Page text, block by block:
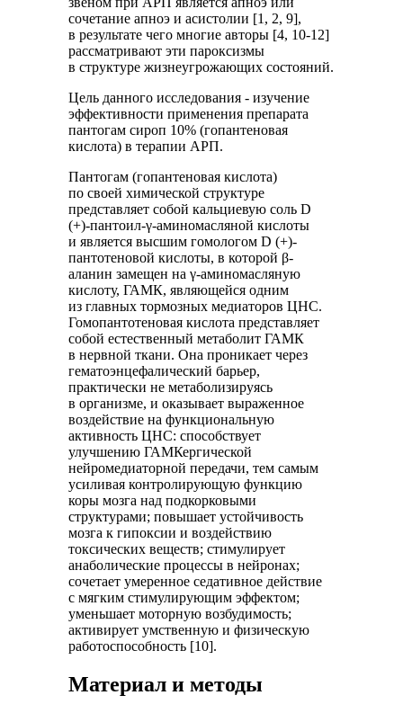
сочетание апноэ и асистолии [1, 2, 9],
в результате чего многие авторы [4, 10-12]
рассматривают эти пароксизмы
в структуре жизнеугрожающих состояний.
Цель данного исследования - изучение
эффективности применения препарата
пантогам сироп 10% (гопантеновая
кислота) в терапии АРП.
Пантогам (гопантеновая кислота)
по своей химической структуре
представляет собой кальциевую соль D
(+)-пантоил-γ-аминомасляной кислоты
и является высшим гомологом D (+)-
пантотеновой кислоты, в которой β-
аланин замещен на γ-аминомасляную
кислоту, ГАМК, являющейся одним
из главных тормозных медиаторов ЦНС.
Гомопантотеновая кислота представляет
собой естественный метаболит ГАМК
в нервной ткани. Она проникает через
гематоэнцефалический барьер,
практически не метаболизируясь
в организме, и оказывает выраженное
воздействие на функциональную
активность ЦНС: способствует
улучшению ГАМКергической
нейромедиаторной передачи, тем самым
усиливая контролирующую функцию
коры мозга над подкорковыми
структурами; повышает устойчивость
мозга к гипоксии и воздействию
токсических веществ; стимулирует
анаболические процессы в нейронах;
сочетает умеренное седативное действие
с мягким стимулирующим эффектом;
уменьшает моторную возбудимость;
активирует умственную и физическую
работоспособность [10].
Материал и методы